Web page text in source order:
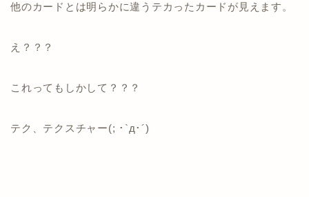
他のカードとは明らかに違うテカったカードが見えます。
え？？？
これってもしかして？？？
テク、テクスチャー(; ･`д･´)